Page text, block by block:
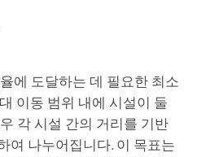
에 도달하는 데 필요한 최소
이동 범위 내에 시설이 둘
각 시설 간의 거리를 기반
여 나누어집니다. 이 목표는